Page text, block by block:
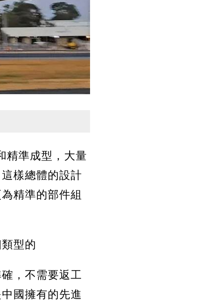
精準成型，大量
樣總體的設計
精準的部件組
型的
，不需要返工
國擁有的先進